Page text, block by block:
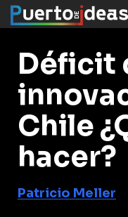
Déficit
Chile
hacer?
Patricio Meller